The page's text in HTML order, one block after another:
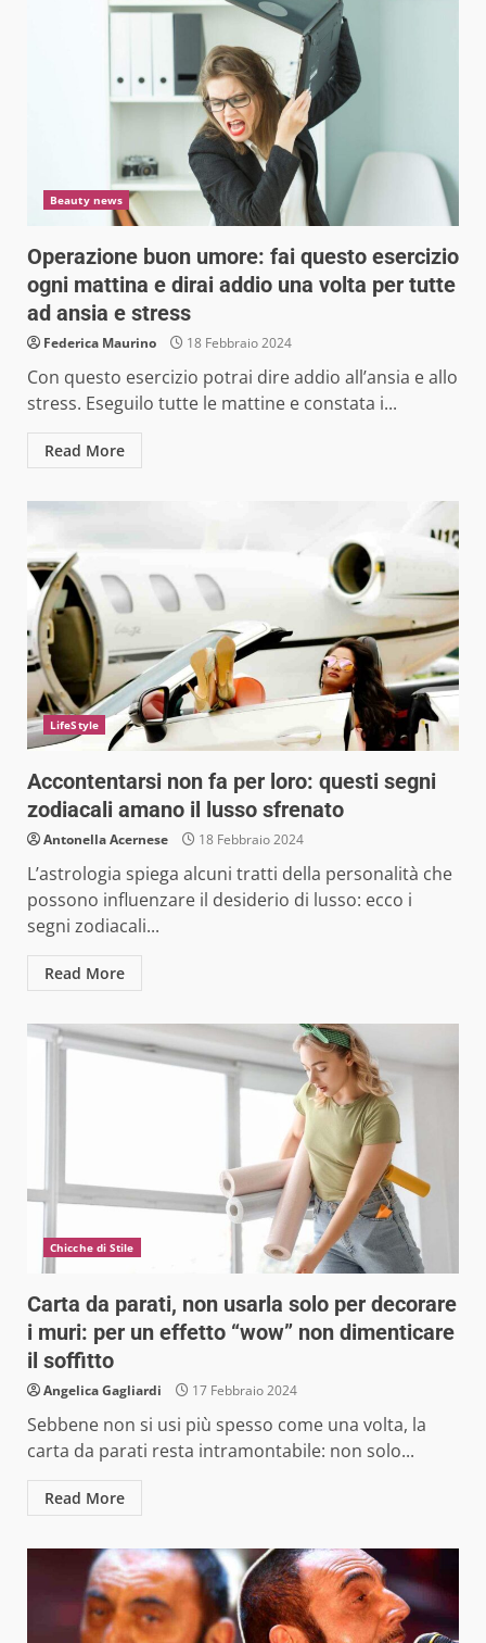
Beauty news
Operazione buon umore: fai questo esercizio
ogni mattina e dirai addio una volta per tutte
ad ansia e stress
Federica Maurino 18 Febbraio 2024
Con questo esercizio potrai dire addio all’ansia e allo
stress. Eseguilo tutte le mattine e constata i...
Read More
LifeStyle
Accontentarsi non fa per loro: questi segni
zodiacali amano il lusso sfrenato
Antonella Acernese 18 Febbraio 2024
L’astrologia spiega alcuni tratti della personalità che
possono influenzare il desiderio di lusso: ecco i
segni zodiacali...
Read More
Chicche di Stile
Carta da parati, non usarla solo per decorare
i muri: per un effetto “wow” non dimenticare
il soffitto
Angelica Gagliardi 17 Febbraio 2024
Sebbene non si usi più spesso come una volta, la
carta da parati resta intramontabile: non solo...
Read More